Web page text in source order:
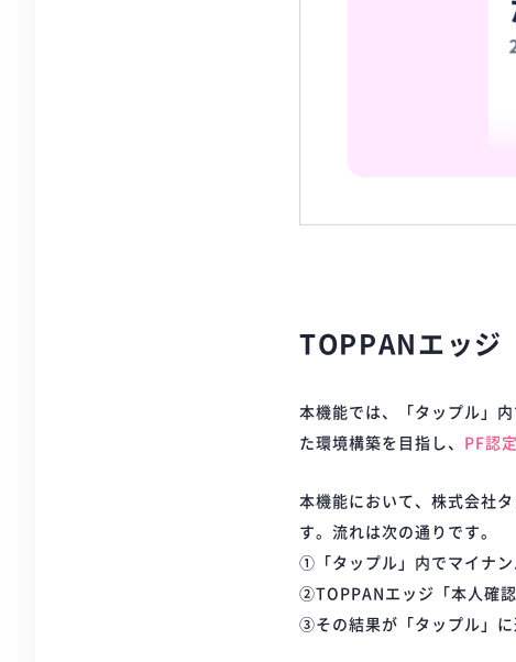
TOPPANエッジ
本機能では、「タップル」
た環境構築を目指し、
PF認
本機能において、株式会社
す。流れは次の通りです。
①「タップル」内でマイナン
②TOPPANエッジ「本人確
③その結果が「タップル」に